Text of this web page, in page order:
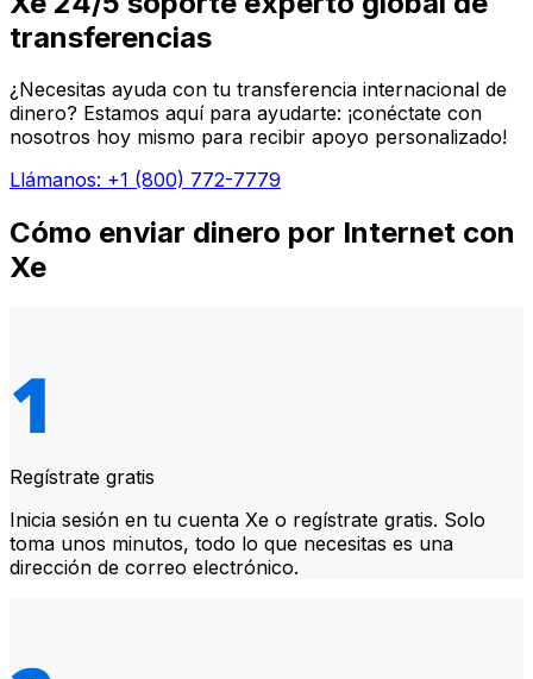
transferencias
¿Necesitas ayuda con tu transferencia internacional de
dinero? Estamos aquí para ayudarte: ¡conéctate con
nosotros hoy mismo para recibir apoyo personalizado!
Llámanos: +1 (800) 772-7779
Cómo enviar dinero por Internet con
Xe
Regístrate gratis
Inicia sesión en tu cuenta Xe o regístrate gratis. Solo
toma unos minutos, todo lo que necesitas es una
dirección de correo electrónico.